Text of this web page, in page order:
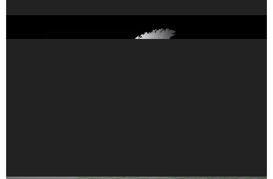
歐洲推出創紀錄的 35 台全新 NVIDIA AI 超級電腦